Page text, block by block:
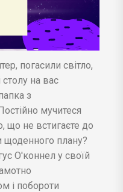
погасили світло,
столу на вас
з
мучитеся
що не встигаєте до
щоденного плану?
О'коннел у своїй
і побороти